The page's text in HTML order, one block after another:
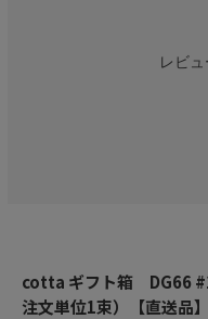
レビュ
cotta ギフト箱 DG66
注文単位1束）【直送品